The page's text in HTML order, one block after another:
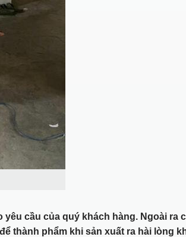
yêu cầu của quý khách hàng. Ngoài ra
thành phẩm khi sản xuất ra hài lòng